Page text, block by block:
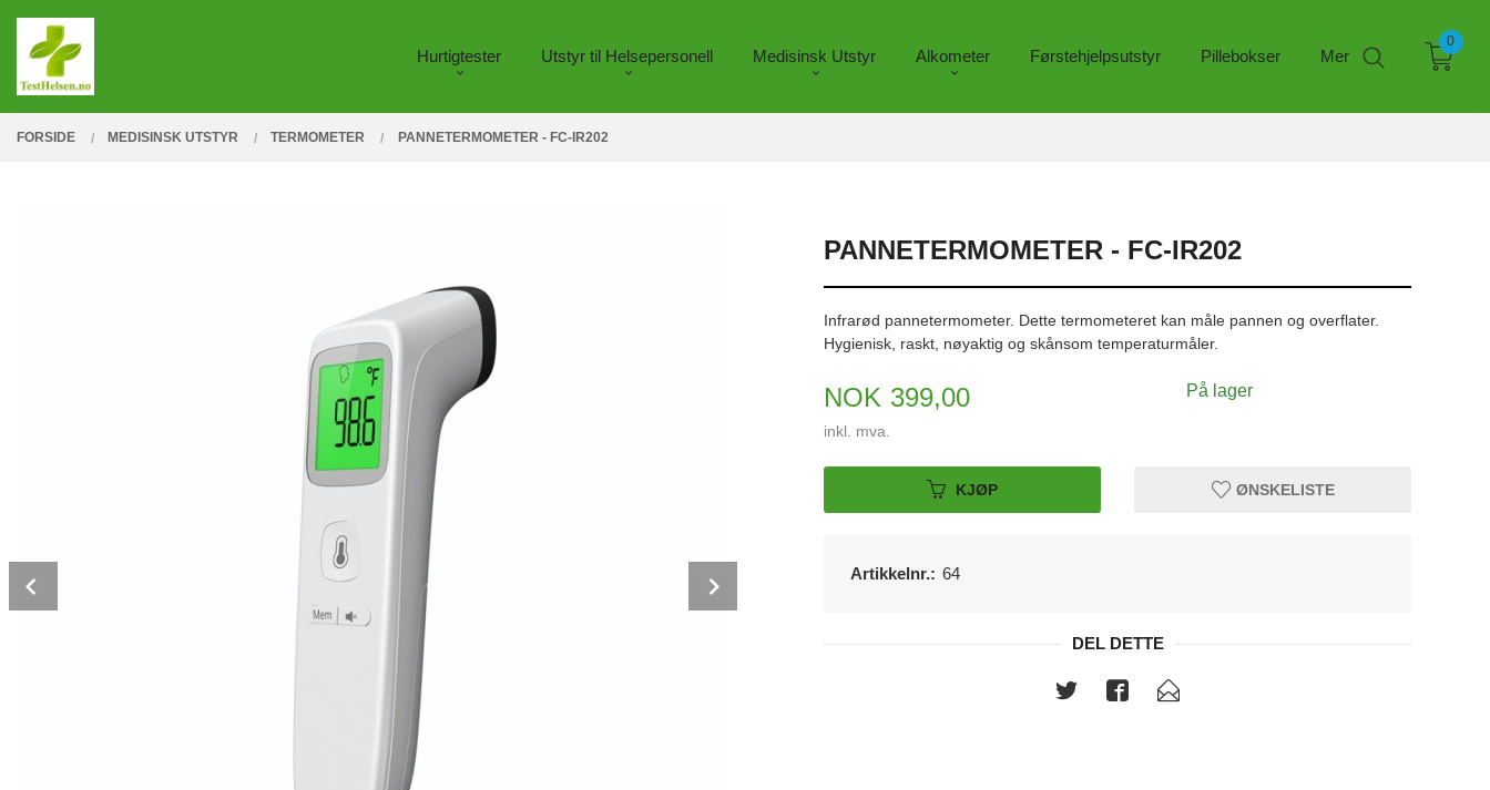
innholdet
PRODUKTER
Hurtigtester Utstyr til Helsepersonell Medisinsk Utstyr Alkometer Førstehjelpsutstyr Pillebokser Mer
0
FORSIDE MEDISINSK UTSTYR TERMOMETER PANNETERMOMETER - FC-IR202
PANNETERMOMETER - FC-IR202
Infrarød pannetermometer. Dette termometeret kan måle pannen og overflater.
Hygienisk, raskt, nøyaktig og skånsom temperaturmåler.
Pris
NOK 399,00
inkl. mva.
På lager
KJØP ØNSKELISTE
Artikkelnr.: 64
DEL DETTE